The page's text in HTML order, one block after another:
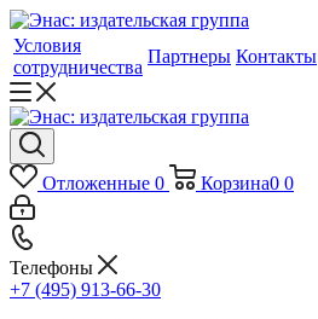
Условия
сотрудничества
Партнеры Контакты
Отложенные 0 Корзина0 0
Телефоны
+7 (495) 913-66-30